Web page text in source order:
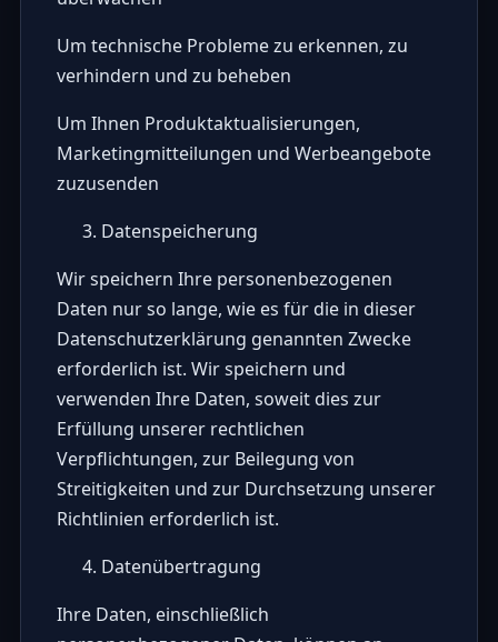
Um technische Probleme zu erkennen, zu
verhindern und zu beheben
Um Ihnen Produktaktualisierungen,
Marketingmitteilungen und Werbeangebote
zuzusenden
Datenspeicherung
Wir speichern Ihre personenbezogenen
Daten nur so lange, wie es für die in dieser
Datenschutzerklärung genannten Zwecke
erforderlich ist. Wir speichern und
verwenden Ihre Daten, soweit dies zur
Erfüllung unserer rechtlichen
Verpflichtungen, zur Beilegung von
Streitigkeiten und zur Durchsetzung unserer
Richtlinien erforderlich ist.
Datenübertragung
Ihre Daten, einschließlich